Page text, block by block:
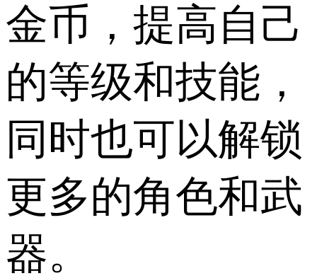
金币，提高自己
的等级和技能，
同时也可以解锁
更多的角色和武
器。